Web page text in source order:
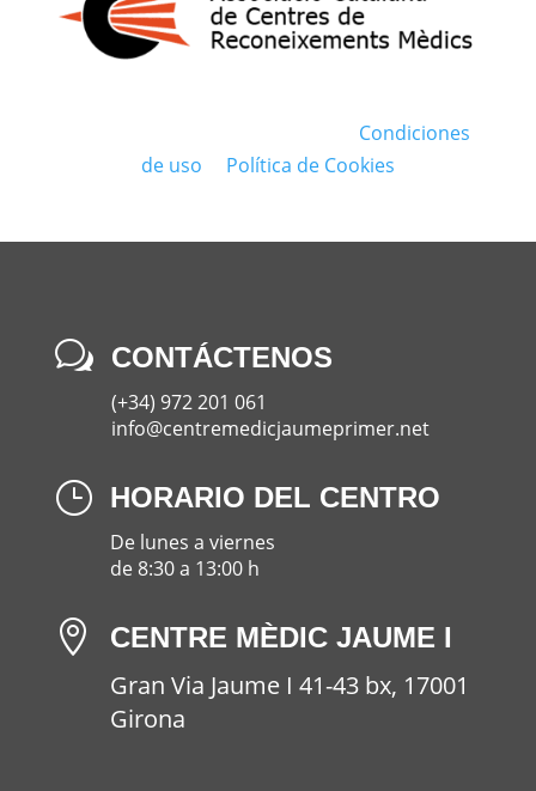
Condiciones
de uso
Política de Cookies
w CONTÁCTENOS
(+34) 972 201 061
info@centremedicjaumeprimer.net
} HORARIO DEL CENTRO
De lunes a viernes
de8:30 a 13:00 h

CENTRE MÈDIC JAUME I
Gran Via Jaume I 41-43 bx, 17001
Girona